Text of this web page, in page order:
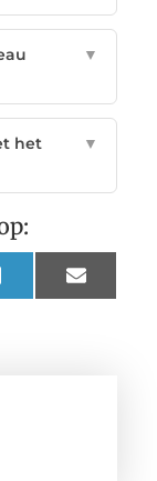
▼
het
▼
LinkedIn Email